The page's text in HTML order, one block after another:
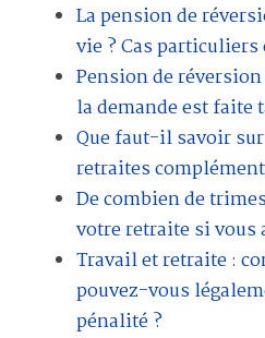
La pension de
vie ? Cas
Pension de
la demande est faite
Que faut-il savoir
retraites
De combien de
votre retraite si vous
Travail et retraite :
pouvez-vous
pénalité ?